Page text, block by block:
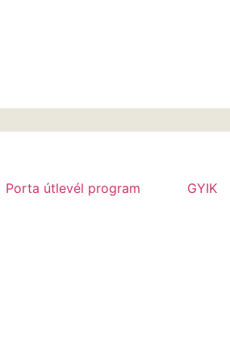
Porta útlevél program GYIK